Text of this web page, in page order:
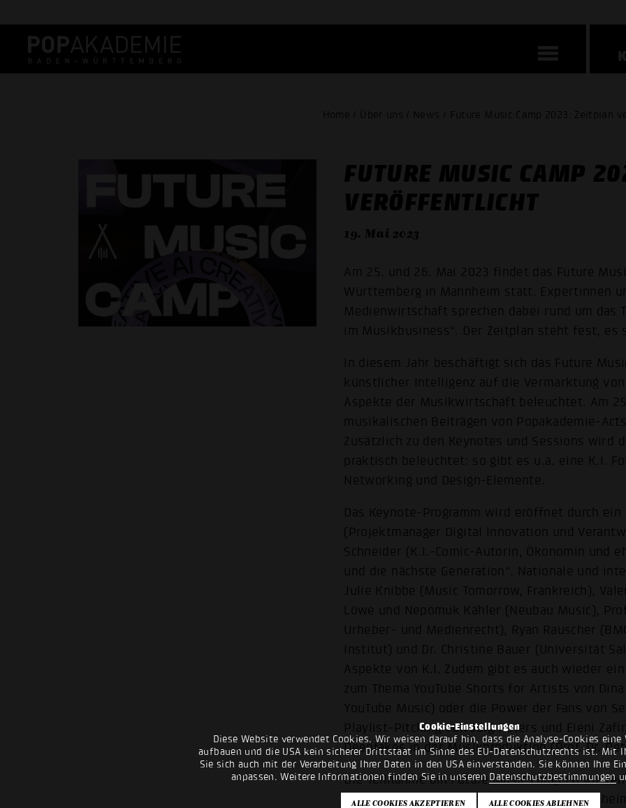
Cookie-Einstellungen
Diese Website verwendet Cookies. Wir weisen darauf hin, dass die Analyse-Cookies eine
aufbauen und die USA kein sicherer Drittstaat im Sinne des EU-Datenschutzrechts ist. Mit
Sie sich auch mit der Verarbeitung Ihrer Daten in den USA einverstanden. Sie können Ihre
anpassen. Weitere Informationen finden Sie in unseren Datenschutzbestimmungen
Home / Über uns / News / Future Music Camp 2023: Zeitplan
FUTURE MUSIC CAMP
VERÖFFENTLICHT
19. Mai 2023
Am 25. und 26. Mai 2023 findet das Future
Württemberg in Mannheim statt. Expertinnen
Medienwirtschaft sprechen dabei rund um das
im Musikbusiness“. Der Zeitplan steht fest, es
In diesem Jahr beschäftigt sich das Future
künstlicher Intelligenz auf die Vermarktung
Aspekte der Musikwirtschaft beleuchtet. Am
musikalischen Beiträgen von Popakademie-
Zusätzlich zu den Keynotes und Sessions wird
praktisch beleuchtet: so gibt es u.a. eine K.I.
Networking und Design-Elemente.
Das Keynote-Programm wird eröffnet durch
(Projektmanager Digital Innovation und
Schneider (K.I.-Comic-Autorin, Ökonomin und
und die nächste Generation“. Nationale und
Julie Knibbe (Music Tomorrow, Frankreich),
Löwe und Nepomuk Kähler (Neubau Music),
Urheber- und Medienrecht), Ryan Rauscher
Institut) und Dr. Christine Bauer (Universität
Aspekte von K.I. Zudem gibt es auch wieder
zum Thema YouTube Shorts for Artists von
YouTube Music) oder die Power der Fans von
Playlist-Pitching von Jörg Peters und Eleni
Deepfakes in der Musikproduktion (Prof. Dr.
Die Teilnahme am Future Music Camp ist
Die Veranstaltung findet in Präsenz in